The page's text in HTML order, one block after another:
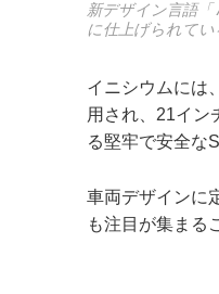
新デザイン言語
に仕上げられてい
イニシウムには
用され、21イン
る堅牢で安全な
車両デザインに
も注目が集まる